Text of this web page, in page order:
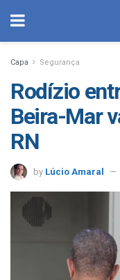
Capa Segurança
Rodízio
Beira-Mar
RN
by Lúcio Amaral